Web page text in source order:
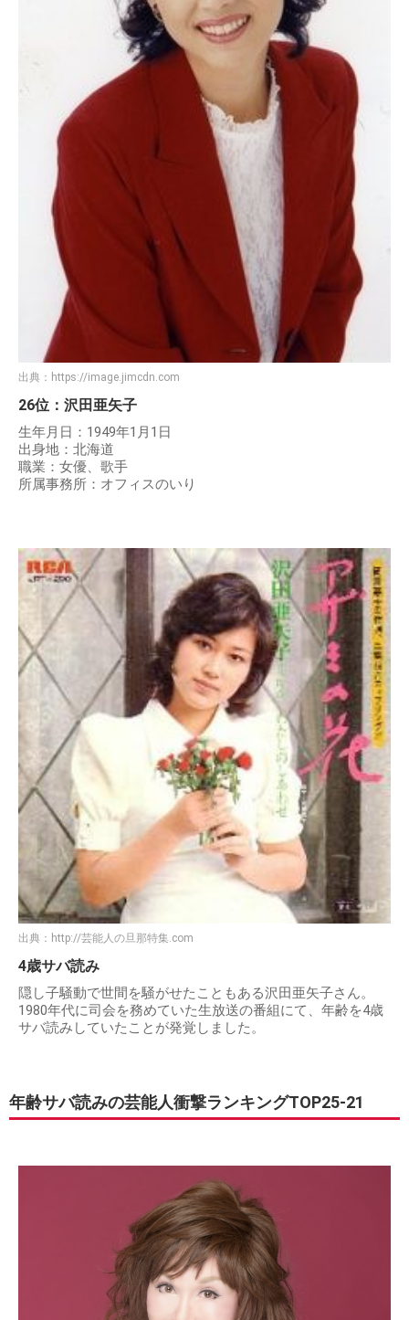
出典： https://image.jimcdn.com
26位：沢田亜矢子
生年月日：1949年1月1日
出身地：北海道
職業：女優、歌手
所属事務所：オフィスのいり
出典： http://芸能人の旦那特集.com
4歳サバ読み
隠し子騒動で世間を騒がせたこともある沢田亜矢子さん。
1980年代に司会を務めていた生放送の番組にて、年齢を4歳
サバ読みしていたことが発覚しました。
年齢サバ読みの芸能人衝撃ランキングTOP25-21